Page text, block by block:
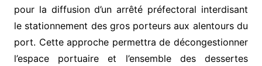
pour la diffusion d’un arrêté préfectoral interdisant
le stationnement des gros porteurs aux alentours du
port. Cette approche permettra de décongestionner
l’espace portuaire et l’ensemble des dessertes